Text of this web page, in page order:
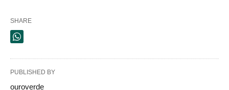
SHARE
PUBLISHED BY
ouroverde